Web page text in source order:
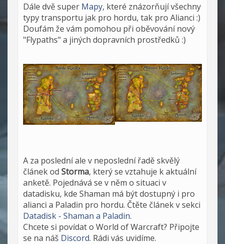
Dále dvě super Mapy, které znázorňují všechny
typy transportu jak pro hordu, tak pro Alianci :)
Doufám že vám pomohou při oběvování nový
"Flypaths" a jiných dopravních prostředků :)
A za poslední ale v neposlední řadě skvělý
článek od Storma, který se vztahuje k aktuální
anketě. Pojednává se v něm o situaci v
datadisku, kde Shaman má být dostupný i pro
alianci a Paladin pro hordu. Čtěte článek v sekci
Datadisk - Shaman a Paladin.
Chcete si povídat o World of Warcraft? Připojte
se na náš Discord. Rádi vás uvidíme.